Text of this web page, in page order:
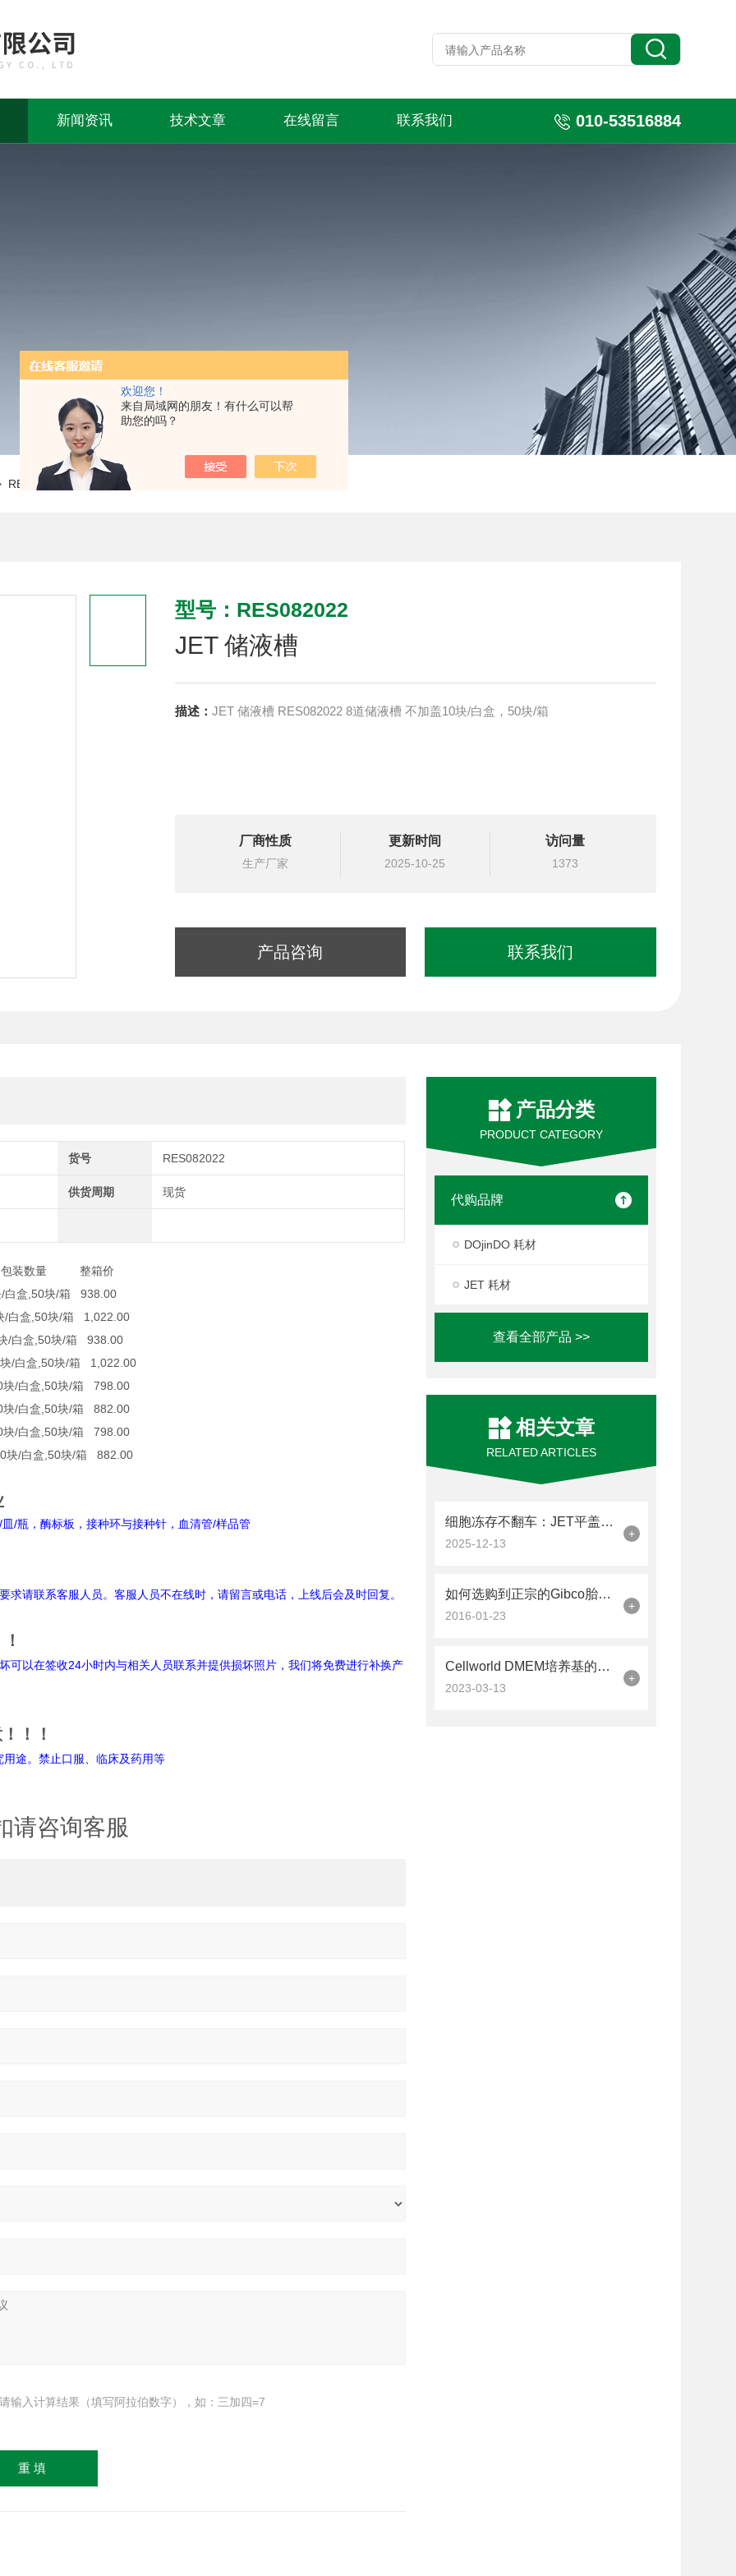
欢迎您！
来自局域网的朋友！有什么可以帮
助您的吗？
新闻资讯 技术文章 在线留言 联系我们 010-53516884
储液槽
型号：RES082022
JET 储液槽
描述： JET 储液槽 RES082022 8道储液槽 不加盖10块/白盒，50块/箱
厂商性质
生产厂家
更新时间
2025-10-25
访问量
1373
产品咨询 联系我们
产品分类
PRODUCT CATEGORY
代购品牌
DOjinDO 耗材
JET 耗材
查看全部产品 >>
相关文章
RELATED ARTICLES
细胞冻存不翻车：JET平盖冻存管的加液量与密封操作技巧
2025-12-13
+
如何选购到正宗的Gibco胎牛血清
2016-01-23
+
Cellworld DMEM培养基的配制方法你知道么
2023-03-13
+
货号 RES082022
供货周期 现货
数量 整箱价
盒,50块/箱 938.00
/白盒,50块/箱 1,022.00
白盒,50块/箱 938.00
/白盒,50块/箱 1,022.00
/白盒,50块/箱 798.00
/白盒,50块/箱 882.00
/白盒,50块/箱 798.00
块/白盒,50块/箱 882.00
/瓶，酶标板，接种环与接种针，血清管/样品管
请联系客服人员。客服人员不在线时，请留言或电话，上线后会及时回复。
可以在签收24小时内与相关人员联系并提供损坏照片，我们将免费进行补换产
！！
口服、临床及药用等
请咨询客服
请输入计算结果（填写阿拉伯数字），如：三加四=7